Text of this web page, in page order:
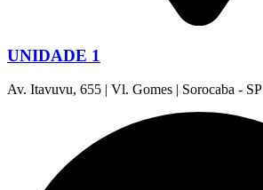
UNIDADE 1
Av. Itavuvu, 655 | Vl. Gomes | Sorocaba - SP